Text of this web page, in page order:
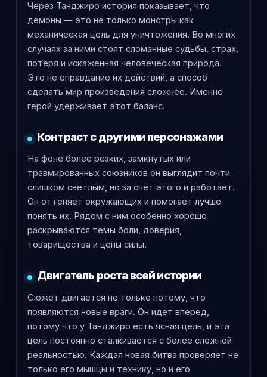
Через Танджиро история показывает, что
демоны — это не только монстры как
механическая цель для уничтожения. Во многих
случаях за ними стоят сломанные судьбы, страх,
потеря и искаженная человеческая природа.
Это не оправдание их действий, а способ
сделать мир произведения сложнее. Именно
герой удерживает этот баланс.
Контраст с другими персонажами
На фоне более резких, замкнутых или
травмированных союзников он выглядит почти
слишком светлым, но за счет этого и работает.
Он оттеняет окружающих и помогает лучше
понять их. Рядом с ним особенно хорошо
раскрываются темы боли, доверия,
товарищества и цены силы.
Двигатель роста всей истории
Сюжет двигается не только потому, что
появляются новые враги. Он идет вперед,
потому что у Танджиро есть ясная цель, и эта
цель постоянно сталкивается с более сложной
реальностью. Каждая новая битва проверяет не
только его мышцы и технику, но и его